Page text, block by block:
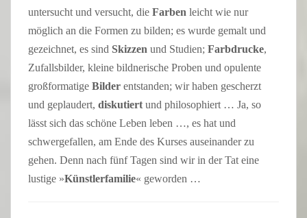
untersucht und versucht, die Farben leicht wie nur
möglich an die Formen zu bilden; es wurde gemalt und
gezeichnet, es sind Skizzen und Studien; Farbdrucke,
Zufallsbilder, kleine bildnerische Proben und opulente
großformatige Bilder entstanden; wir haben gescherzt
und geplaudert, diskutiert und philosophiert … Ja, so
lässt sich das schöne Leben leben …, es hat und
schwergefallen, am Ende des Kurses auseinander zu
gehen. Denn nach fünf Tagen sind wir in der Tat eine
lustige »Künstlerfamilie« geworden …